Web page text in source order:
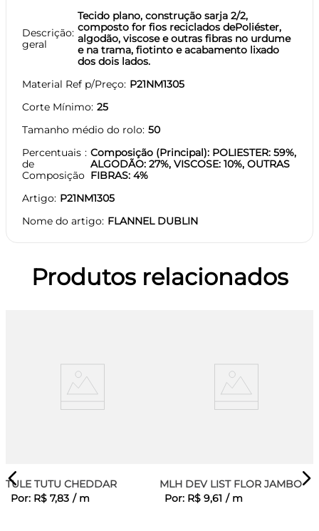
Descrição
geral
Tecido plano, construção sarja 2/2,
composto for fios reciclados dePoliéster,
algodão, viscose e outras fibras no urdume
e na trama, fiotinto e acabamento lixado
dos dois lados.
Material Ref p/Preço P21NM1305
Corte Mínimo 25
Tamanho médio do rolo 50
Percentuais
de
Composição
Composição (Principal): POLIESTER: 59%,
ALGODÃO: 27%, VISCOSE: 10%, OUTRAS
FIBRAS: 4%
Artigo P21NM1305
Nome do artigo FLANNEL DUBLIN
Produtos relacionados
TULE TUTU CHEDDAR
Por: R$ 7,83 / m
MLH DEV LIST FLOR JAMBO
Por: R$ 9,61 / m